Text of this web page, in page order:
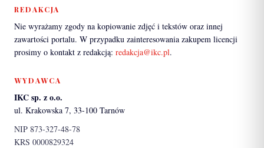
REDAKCJA
Nie wyrażamy zgody na kopiowanie zdjęć i tekstów oraz innej
zawartości portalu. W przypadku zainteresowania zakupem licencji
prosimy o kontakt z redakcją: redakcja@ikc.pl.
WYDAWCA
IKC sp. z o.o.
ul. Krakowska 7, 33-100 Tarnów
NIP 873-327-48-78
KRS 0000829324